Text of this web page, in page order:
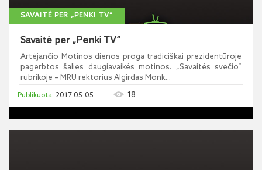
SAVAITĖ PER „PENKI TV“
Savaitė per „Penki TV“
Artėjančio Motinos dienos proga tradiciškai prezidentūroje
pagerbtos šalies daugiavaikės motinos. „Savaitės svečio“
rubrikoje – MRU rektorius Algirdas Monk...
2017-05-05 18